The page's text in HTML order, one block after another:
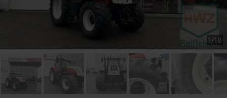
1/18